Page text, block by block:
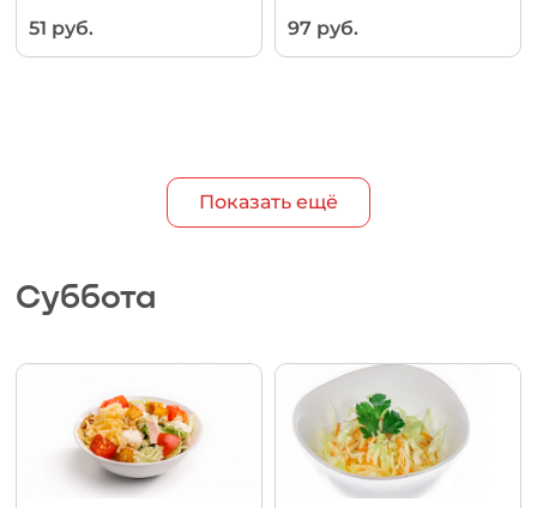
51 руб. 97 руб.
Показать ещё
Суббота